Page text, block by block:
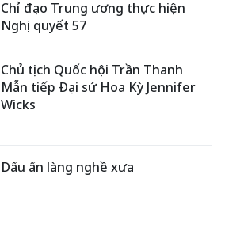
Chỉ đạo Trung ương thực hiện
Nghị quyết 57
Chủ tịch Quốc hội Trần Thanh
Mẫn tiếp Đại sứ Hoa Kỳ Jennifer
Wicks
Dấu ấn làng nghề xưa